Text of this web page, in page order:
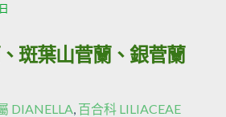
斑葉山菅蘭、銀菅蘭
DIANELLA, 百合科 LILIACEAE